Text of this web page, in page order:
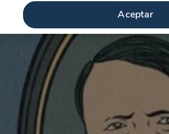
Aceptar